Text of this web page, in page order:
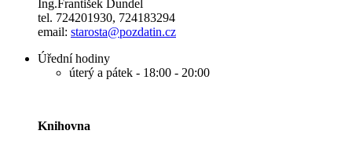
Ing.František Dundel
tel. 724201930, 724183294
email: starosta@pozdatin.cz
Úřední hodiny
úterý a pátek - 18:00 - 20:00
Knihovna